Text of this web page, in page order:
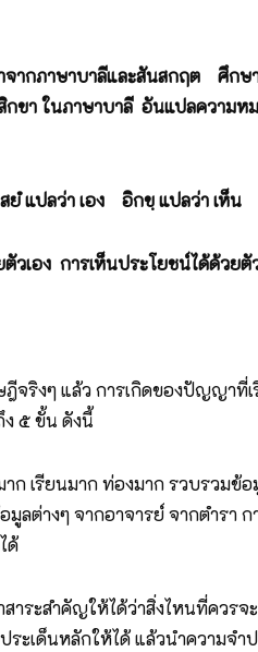
ากภาษาบาลีและสันสกฤต ศึกษา
ขา ในภาษาบาลี อันแปลความหม
แปลว่า เอง อิกขฺ แปลว่า เห็น
วเอง การเห็นประโยชน์ได้ด้วยตั
จริงๆ แล้ว การเกิดของปัญญาที่
๕ ขั้น ดังนี้
ก เรียนมาก ท่องมาก รวบรวมข้
มูลต่างๆ จากอาจารย์ จากตำรา
ด้
าระสำคัญให้ได้ว่าสิ่งไหนที่ควรจ
ะเด็นหลักให้ได้ แล้วนำความจำ